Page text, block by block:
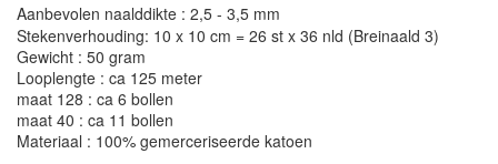
Aanbevolen naalddikte : 2,5 - 3,5 mm
Stekenverhouding: 10 x 10 cm = 26 st x 36 nld (Breinaald 3)
Gewicht : 50 gram
Looplengte : ca 125 meter
maat 128 : ca 6 bollen
maat 40 : ca 11 bollen
Materiaal : 100% gemerceriseerde katoen